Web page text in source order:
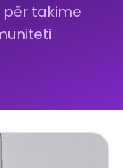
për takime